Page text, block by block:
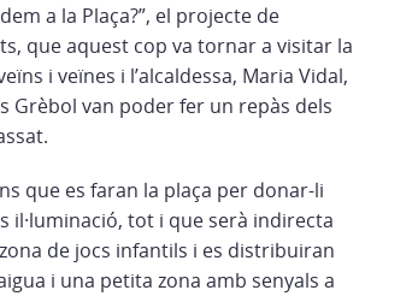
a la Plaça?”, el projecte de
que aquest cop va tornar a visitar la
i veïnes i l’alcaldessa, Maria Vidal,
Grèbol van poder fer un repàs dels
que es faran la plaça per donar-li
il·luminació, tot i que serà indirecta
de jocs infantils i es distribuiran
i una petita zona amb senyals a